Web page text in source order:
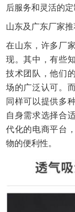
后服务和灵活的定
山东及广东厂家
在山东，许多厂
现。其中，有些
技术团队，他们
场的广泛认可。
同样可以提供多
自身需求选择合
代化的电商平台
物的便利性。